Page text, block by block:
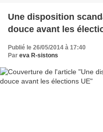
Une disposition
douce avant les
Publié le 26/05/2014 à 17:40
Par eva R-sistons